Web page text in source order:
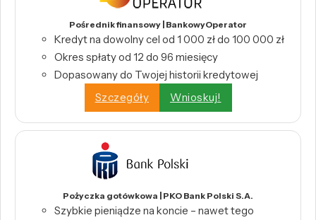
Pośrednik finansowy | BankowyOperator
Kredyt na dowolny cel od 1 000 zł do 100 000 zł
Okres spłaty od 12 do 96 miesięcy
Dopasowany do Twojej historii kredytowej
Szczegóły
Wnioskuj!
Pożyczka gotówkowa | PKO Bank Polski S.A.
Szybkie pieniądze na koncie – nawet tego